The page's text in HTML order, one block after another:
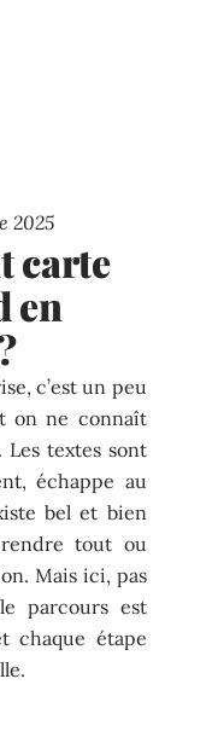
2025
carte
en
c’est un peu
on ne connaît
Les textes sont
échappe au
bel et bien
tout ou
Mais ici, pas
parcours est
chaque étape